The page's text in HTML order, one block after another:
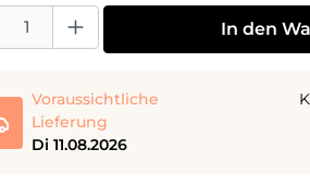
Anzahl: Gib den gewünschten Wert ein oder
In den
Voraussichtliche
Lieferung
Di 11.08.2026